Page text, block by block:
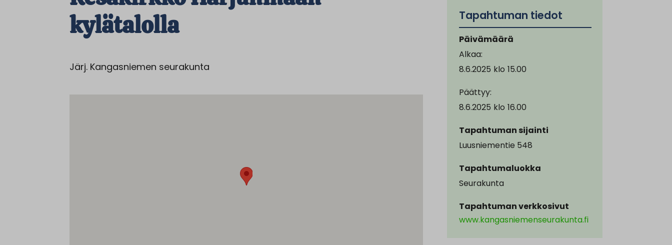
kylätalolla
Järj. Kangasniemen seurakunta
Tapahtuman tiedot
Päivämäärä
Alkaa:
8.6.2025 klo 15.00
Päättyy:
8.6.2025 klo 16.00
Tapahtuman sijainti
Luusniementie 548
Tapahtumaluokka
Seurakunta
Tapahtuman verkkosivut
www.kangasniemenseurakunta.fi